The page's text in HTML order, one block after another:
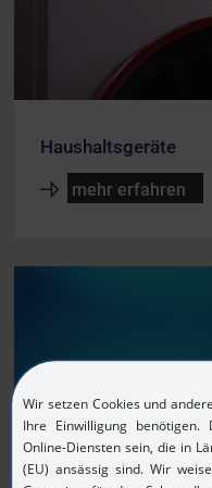
Haushaltsgeräte
mehr erfahren